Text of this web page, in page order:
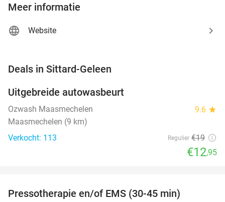
Meer informatie
Website
Deals in Sittard-Geleen
NEW
TODAY
Uitgebreide autowasbeurt
Ozwash Maasmechelen 9.6 star
Maasmechelen (9 km)
Verkocht: 113
Regulier €19
€12,95
Pressotherapie en/of EMS (30-45 min)